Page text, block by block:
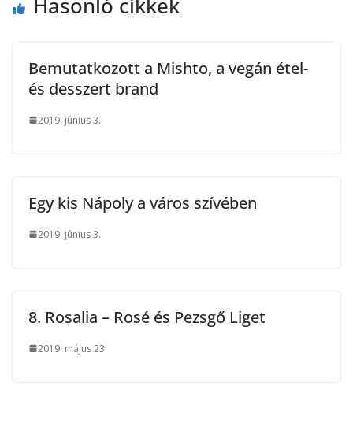
Bemutatkozott a Mishto, a vegán étel-
és desszert brand
2019. június 3.
Egy kis Nápoly a város szívében
2019. június 3.
8. Rosalia – Rosé és Pezsgő Liget
2019. május 23.